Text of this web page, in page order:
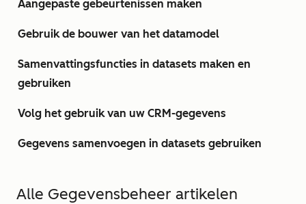
Aangepaste gebeurtenissen maken
Gebruik de bouwer van het datamodel
Samenvattingsfuncties in datasets maken en
gebruiken
Volg het gebruik van uw CRM-gegevens
Gegevens samenvoegen in datasets gebruiken
Alle Gegevensbeheer artikelen